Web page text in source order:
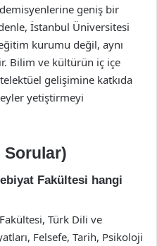
geniş bir
İstanbul Üniversitesi
kurumu değil, aynı
Bilim ve kültürün iç içe
gelişimine katkıda
yetiştirmeyi
Sorular)
Fakültesi hangi
Türk Dili ve
Felsefe, Tarih, Psikoloji